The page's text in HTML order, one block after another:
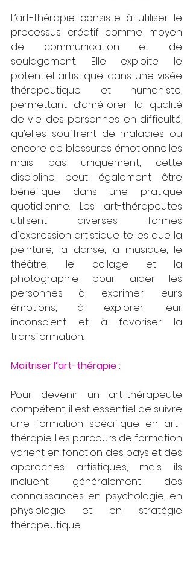
L’art-thérapie consiste à utiliser le
processus créatif comme moyen
de communication et de
soulagement. Elle exploite le
potentiel artistique dans une visée
thérapeutique et humaniste,
permettant d’améliorer la qualité
de vie des personnes en difficulté,
qu’elles souffrent de maladies ou
encore de blessures émotionnelles
mais pas uniquement, cette
discipline peut également être
bénéfique dans une pratique
quotidienne. Les art-thérapeutes
utilisent diverses formes
d'expression artistique telles que la
peinture, la danse, la musique, le
théâtre, le collage et la
photographie pour aider les
personnes à exprimer leurs
émotions, à explorer leur
inconscient et à favoriser la
transformation.
Maîtriser l’art-thérapie :
Pour devenir un art-thérapeute
compétent, il est essentiel de suivre
une formation spécifique en art-
thérapie. Les parcours de formation
varient en fonction des pays et des
approches artistiques, mais ils
incluent généralement des
connaissances en psychologie, en
physiologie et en stratégie
thérapeutique.